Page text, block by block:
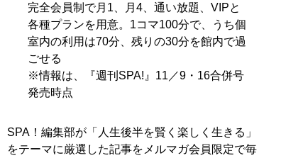
完全会員制で月1、月4、通い放題、VIPと
各種プランを用意。1コマ100分で、うち個
室内の利用は70分、残りの30分を館内で過
ごせる
※情報は、『週刊SPA!』11／9・16合併号
発売時点
SPA！編集部が「人生後半を賢く楽しく生きる」
をテーマに厳選した記事をメルマガ会員限定で毎